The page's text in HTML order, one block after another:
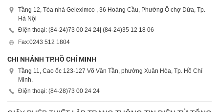
Tầng 12, Tòa nhà Geleximco , 36 Hoàng Cầu, Phường Ô chợ Dừa, Tp.
Hà Nội
Điện thoại: (84-24)73 00 24 24| (84-24)35 12 18 06
Fax:0243 512 1804
CHI NHÁNH TP.HỒ CHÍ MINH
Tầng 11, Cao ốc 123-127 Võ Văn Tần, phường Xuân Hòa, Tp. Hồ Chí
Minh.
Điện thoại: (84-28)73 00 24 24